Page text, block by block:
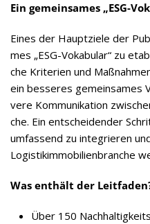
Ein gemein­sa­mes „ESG-
Eines der Haupt­ziele der
mes „ESG-Voka­bu­lar“ zu
che Kri­te­rien und
ein bes­se­res gemein­sa­mes
vere Kom­mu­ni­ka­tion
che. Ein ent­schei­den­der
umfas­send zu inte­grie­ren
Logis­tik­im­mo­bi­li­en­bran­che
Was ent­hält der
Über 150